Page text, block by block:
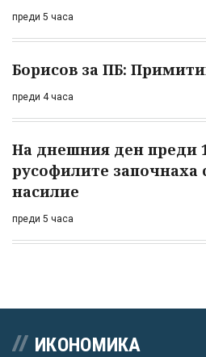
преди 5 часа
Борисов за ПБ:
преди 4 часа
На днешния ден преди
русофилите започнаха
насилие
преди 5 часа
ИКОНОМИКА